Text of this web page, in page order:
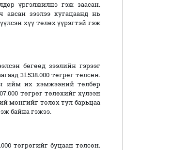
үргэлжилнэ гэж заасан.
авсан зээлээ хугацаанд нь
хүү төлөх үүрэгтэй гэж
бөгөөд зээлийн гэрээг
31.538.000 төгрөг төлсөн.
ийм их хэмжээний төлбөр
төгрөг төлөхийг хүлээн
мөнгийг төлөх тул барьцаа
байна гэжээ.
төгрөгийг буцаан төлсөн.